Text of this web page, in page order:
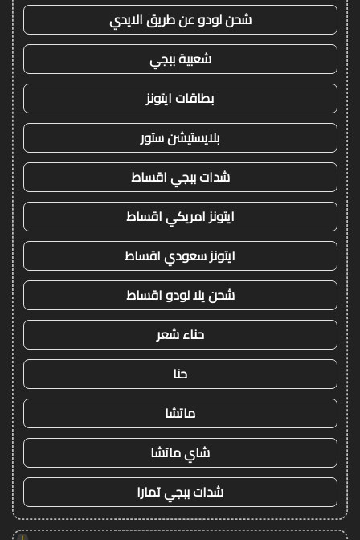
شحن لودو عن طريق الايدي
شعبية ببجي
بطاقات ايتونز
بلايستيشن ستور
شدات ببجي اقساط
ايتونز امريكي اقساط
ايتونز سعودي اقساط
شحن يلا لودو اقساط
حناء شعر
حنا
ماتشا
شاي ماتشا
شدات ببجي تمارا